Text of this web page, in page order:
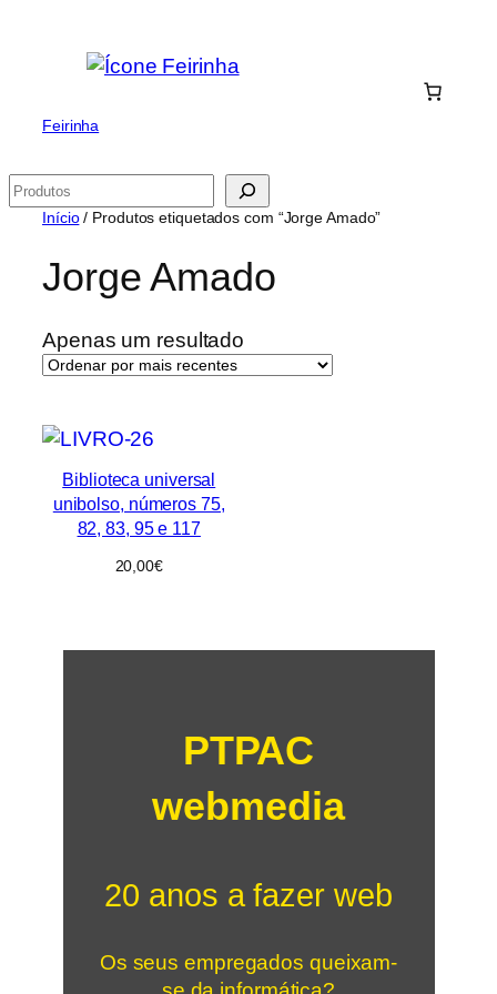
Feirinha
Pesquisar
Início/ Produtos etiquetados com “Jorge Amado”
Jorge Amado
Apenas um resultado
Biblioteca universal
unibolso, números 75,
82, 83, 95 e 117
20,00€
PTPAC
webmedia
20 anos a fazer web
Os seus empregados queixam-